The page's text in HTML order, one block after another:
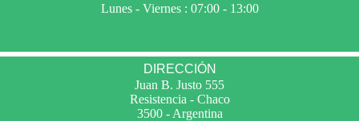
Lunes - Viernes : 07:00 - 13:00
DIRECCIÓN
Juan B. Justo 555
Resistencia - Chaco
3500 - Argentina